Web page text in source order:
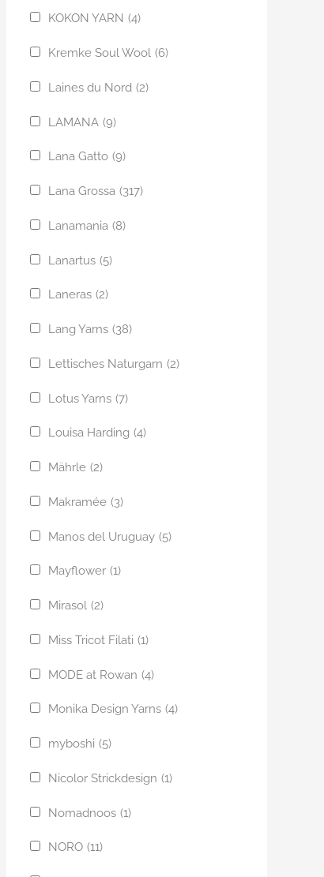
KOKON YARN (4)
Kremke Soul Wool (6)
Laines du Nord (2)
LAMANA (9)
Lana Gatto (9)
Lana Grossa (317)
Lanamania (8)
Lanartus (5)
Laneras (2)
Lang Yarns (38)
Lettisches Naturgarn (2)
Lotus Yarns (7)
Louisa Harding (4)
Mährle (2)
Makramée (3)
Manos del Uruguay (5)
Mayflower (1)
Mirasol (2)
Miss Tricot Filati (1)
MODE at Rowan (4)
Monika Design Yarns (4)
myboshi (5)
Nicolor Strickdesign (1)
Nomadnoos (1)
NORO (11)